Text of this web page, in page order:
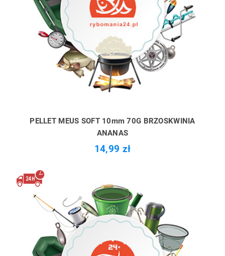
PELLET MEUS SOFT 10mm 70G BRZOSKWINIA
ANANAS
14,99 zł